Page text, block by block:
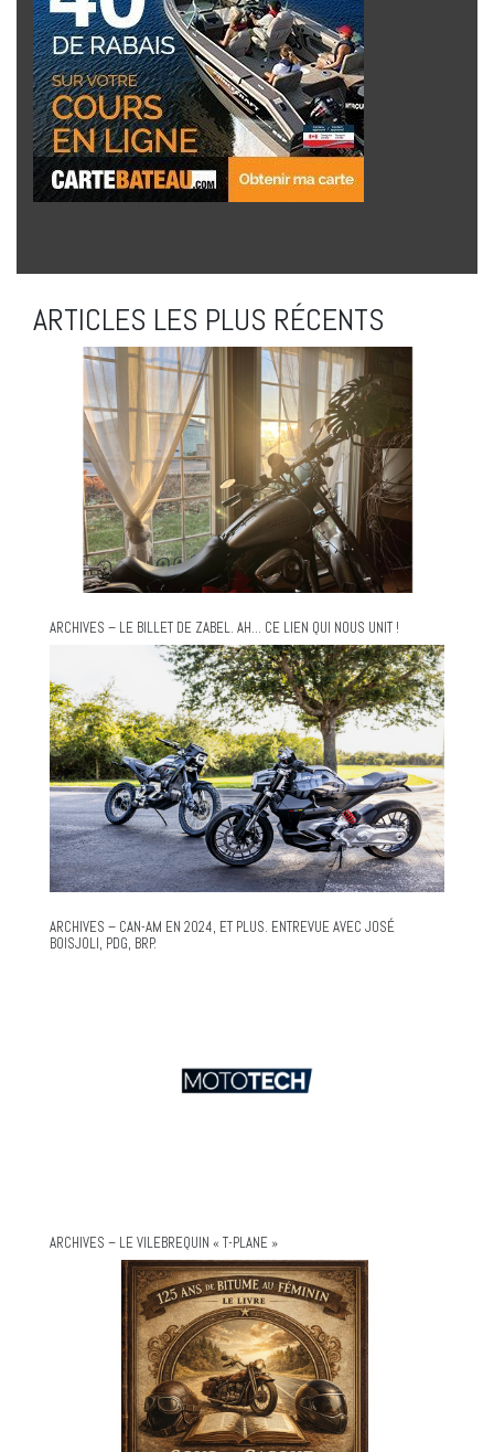
ARTICLES LES PLUS RÉCENTS
ARCHIVES – LE BILLET DE ZABEL. AH… CE LIEN QUI NOUS UNIT !
ARCHIVES – CAN-AM EN 2024, ET PLUS. ENTREVUE AVEC JOSÉ
BOISJOLI, PDG, BRP.
ARCHIVES – LE VILEBREQUIN « T-PLANE »